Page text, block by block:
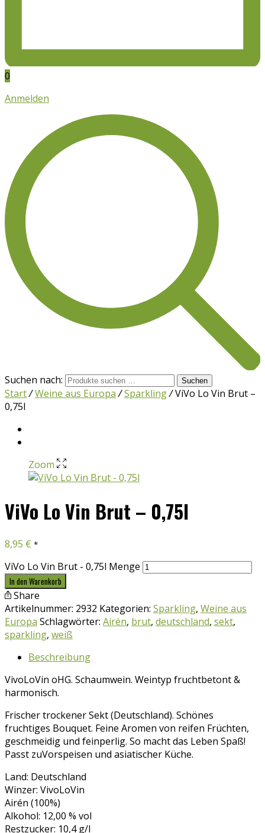
0
Anmelden
Suchen nach: Suchen
Start/Weine aus Europa /Sparkling/ViVo Lo Vin Brut –
0,75l
Zoom
ViVo Lo Vin Brut – 0,75l
8,95 € *
ViVo Lo Vin Brut - 0,75l Menge
In den Warenkorb
Share
Artikelnummer: 2932 Kategorien: Sparkling, Weine aus
Europa Schlagwörter: Airén, brut, deutschland, sekt,
sparkling, weiß
Beschreibung
VivoLoVin oHG. Schaumwein. Weintyp fruchtbetont &
harmonisch.
Frischer trockener Sekt (Deutschland). Schönes
fruchtiges Bouquet. Feine Aromen von reifen Früchten,
geschmeidig und feinperlig. So macht das Leben Spaß!
Passt zuVorspeisen und asiatischer Küche.
Land: Deutschland
Winzer: VivoLoVin
Airén (100%)
Alkohol: 12,00 % vol
Restzucker: 10,4 g/l